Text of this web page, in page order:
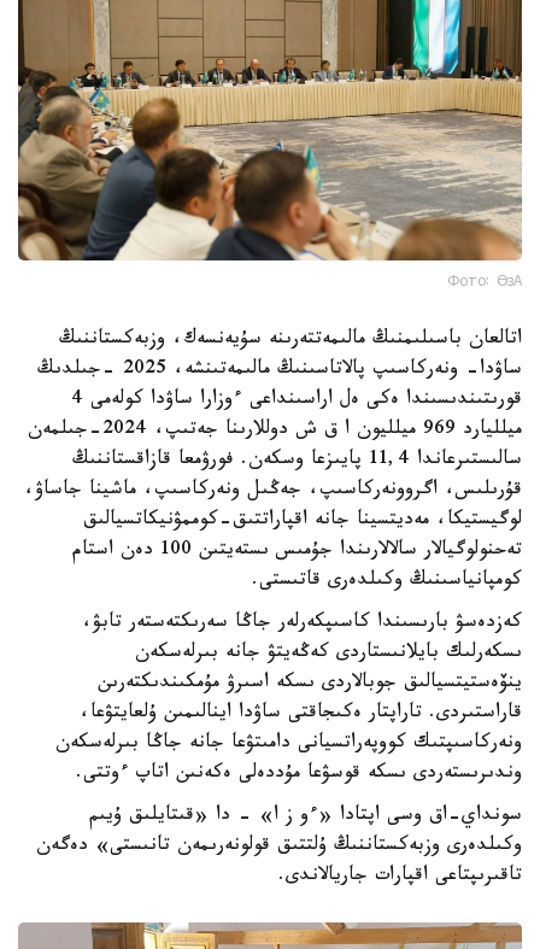
Фото: ӨзА
اتالعان باسىلىمنىڭ مالىمەتتەرىنە سۇيەنسەك، وزبەكستاننىڭ
ساۋدا- ونەركاسىپ پالاتاسىنىڭ مالىمەتىنشە، 2025 -جىلدىڭ
قورىتىندىسىندا ەكى ەل اراسىنداعى ءوزارا ساۋدا كولەمى 4
ميلليارد 969 ميلليون ا ق ش دوللارىنا جەتىپ، 2024-جىلمەن
سالىستىرعاندا 11,4 پايىزعا وسكەن. فورۋمعا قازاقستاننىڭ
قۇرىلىس، اگروونەركاسىپ، جەڭىل ونەركاسىپ، ماشينا جاساۋ،
لوگيستيكا، مەديتسينا جانە اقپاراتتىق-كوممۋنيكاتسيالىق
تەحنولوگيالار سالالارىندا جۇمىس ىستەيتىن 100 دەن استام
كومپانياسىنىڭ وكىلدەرى قاتىستى.
كەزدەسۋ بارىسىندا كاسىپكەرلەر جاڭا سەرىكتەستەر تابۋ،
ىسكەرلىك بايلانىستاردى كەڭەيتۋ جانە بىرلەسكەن
ينۆەستيتسيالىق جوبالاردى ىسكە اسىرۋ مۇمكىندىكتەرىن
قاراستىردى. تاراپتار ەكىجاقتى ساۋدا اينالىمىن ۇلعايتۋعا،
ونەركاسىپتىك كووپەراتسيانى دامىتۋعا جانە جاڭا بىرلەسكەن
وندىرىستەردى ىسكە قوسۋعا مۇددەلى ەكەنىن اتاپ ءوتتى.
سونداي-اق وسى اپتادا «ءو ز ا» - دا «قىتايلىق ۇيىم
وكىلدەرى وزبەكستاننىڭ ۇلتتىق قولونەرىمەن تانىستى» دەگەن
تاقىرىپتاعى اقپارات جاريالاندى.